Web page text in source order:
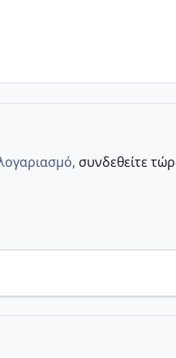
συνδεθείτε